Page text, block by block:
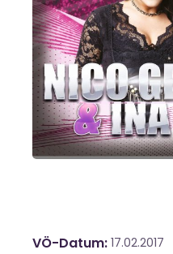
VÖ-Datum 17.02.2017